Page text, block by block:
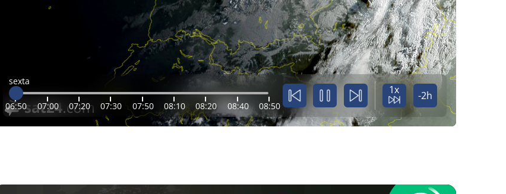
sexta
06:50 07:00 07:20 07:30 07:50 08:10 08:20 08:40 08:50
1x -2h